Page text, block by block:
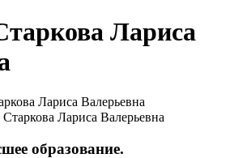
Лариса
Лариса Валерьевна
образование.